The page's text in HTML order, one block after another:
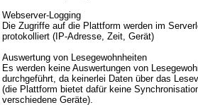
Webserver-Logging
Die Zugriffe auf die Plattform werden im
protokolliert (IP-Adresse, Zeit, Gerät)
Auswertung von Lesegewohnheiten
Es werden keine Auswertungen von
durchgeführt, da keinerlei Daten über das
(die Plattform bietet dafür keine
verschiedene Geräte).